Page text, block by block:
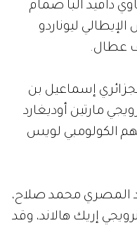
دافيد ألبا صمام
ليوناردو
عطال.
إسماعيل بن
مارتين أوديغارد
الكولومبي لويس
المصري محمد صلاح،
إريك هالاند، وقد